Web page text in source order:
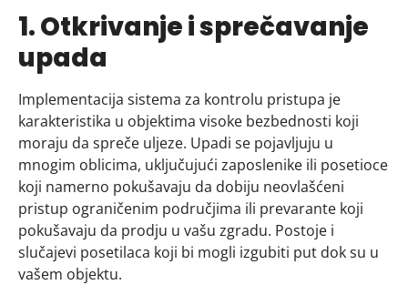
1. Otkrivanje i sprečavanje
upada
Implementacija sistema za kontrolu pristupa je
karakteristika u objektima visoke bezbednosti koji
moraju da spreče uljeze. Upadi se pojavljuju u
mnogim oblicima, uključujući zaposlenike ili posetioce
koji namerno pokušavaju da dobiju neovlašćeni
pristup ograničenim područjima ili prevarante koji
pokušavaju da prodju u vašu zgradu. Postoje i
slučajevi posetilaca koji bi mogli izgubiti put dok su u
vašem objektu.